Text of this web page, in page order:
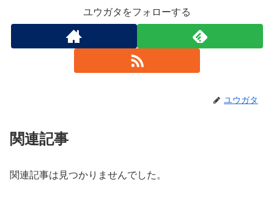
ユウガタをフォローする
ユウガタ
関連記事
関連記事は見つかりませんでした。